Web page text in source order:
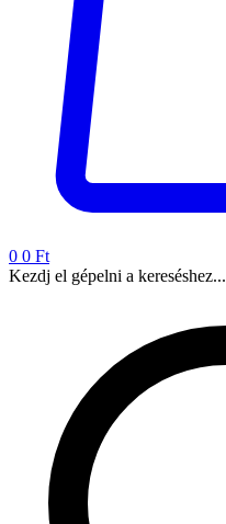
0 0 Ft
Kezdj el gépelni a kereséshez...